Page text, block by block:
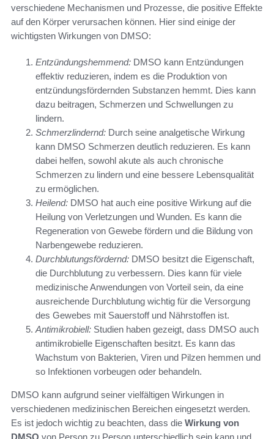
verschiedene Mechanismen und Prozesse, die positive Effekte
auf den Körper verursachen können. Hier sind einige der
wichtigsten Wirkungen von DMSO:
Entzündungshemmend: DMSO kann Entzündungen
effektiv reduzieren, indem es die Produktion von
entzündungsfördernden Substanzen hemmt. Dies kann
dazu beitragen, Schmerzen und Schwellungen zu
lindern.
Schmerzlindernd: Durch seine analgetische Wirkung
kann DMSO Schmerzen deutlich reduzieren. Es kann
dabei helfen, sowohl akute als auch chronische
Schmerzen zu lindern und eine bessere Lebensqualität
zu ermöglichen.
Heilend: DMSO hat auch eine positive Wirkung auf die
Heilung von Verletzungen und Wunden. Es kann die
Regeneration von Gewebe fördern und die Bildung von
Narbengewebe reduzieren.
Durchblutungsfördernd: DMSO besitzt die Eigenschaft,
die Durchblutung zu verbessern. Dies kann für viele
medizinische Anwendungen von Vorteil sein, da eine
ausreichende Durchblutung wichtig für die Versorgung
des Gewebes mit Sauerstoff und Nährstoffen ist.
Antimikrobiell: Studien haben gezeigt, dass DMSO auch
antimikrobielle Eigenschaften besitzt. Es kann das
Wachstum von Bakterien, Viren und Pilzen hemmen und
so Infektionen vorbeugen oder behandeln.
DMSO kann aufgrund seiner vielfältigen Wirkungen in
verschiedenen medizinischen Bereichen eingesetzt werden.
Es ist jedoch wichtig zu beachten, dass die Wirkung von